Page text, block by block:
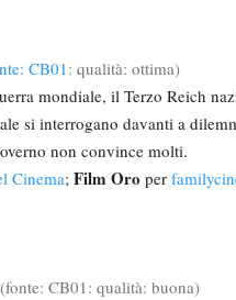
CB01 : qualità: ottima)
mondiale, il Terzo Reich
si interrogano davanti a
non convince molti.
Cinema; Film Oro per
(fonte: CB01: qualità: buona)